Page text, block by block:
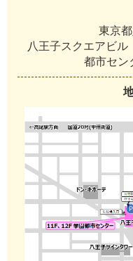
東京
八王子スクエアビ
都市セン